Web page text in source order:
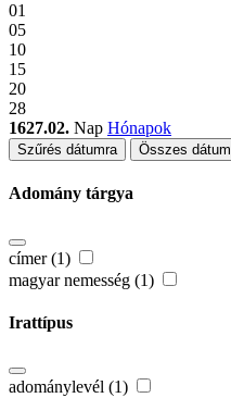
01
05
10
15
20
28
1627.02. Nap Hónapok
Szűrés dátumra Összes dátum
Adomány tárgya
címer (1)
magyar nemesség (1)
Irattípus
adománylevél (1)